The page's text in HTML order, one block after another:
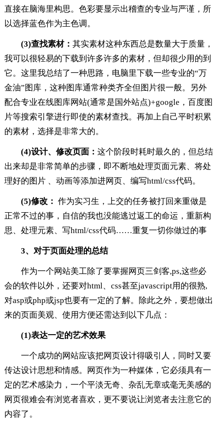
直接在脑海里构思。色彩要显示出稽查的专业与严谨，所
以选择蓝色作为主色调。
(3)查找素材： 其实素材这种东西总是数量大于质量，
我可以很轻易的下载到许多许多的素材，但却很少用的到
它。这里我总结了一种思路，电脑里下载一些专业的“万
金油”图库，这种图库通常种类齐全但图片很一般。另外
配合专业在线图库网站(通常是国外站点)+google，百度图
片等搜索引擎进行即使的素材查找。再加上自己平时积累
的素材，选择是非常大的。
(4)设计、修改页面： 这个阶段时耗时最久的，但总结
出来却是非常简单的步骤，即不断地处理页面元素、将处
理好的图片 、动画等添加进网页、编写html/css代码。
(5)修改： 作为实习生，上交的任务被打回来重做是
正常不过的事，自信的我也没能逃过返工的命运，重新构
思、处理元素、写html/css代码……重复一切你做过的事
3、对于页面处理的总结
作为一个网站美工除了要掌握网页三剑客,ps,这些必
会的软件以外，还要对html、css甚至javascript用的很熟,
对asp或php或jsp也要有一定的了解。除此之外，要想做出
来的页面美观、使用方便还需达到以下几点：
(1)表达一定的艺术效果
一个成功的网站应该把网页设计得吸引人，同时又要
传达设计思想和情感。网页作为一种媒体，它必须具有一
定的艺术感染力，一个平淡无奇、杂乱无章或毫无美感的
网页很难会有浏览者喜欢，更不要说让浏览者去注意它的
内容了。